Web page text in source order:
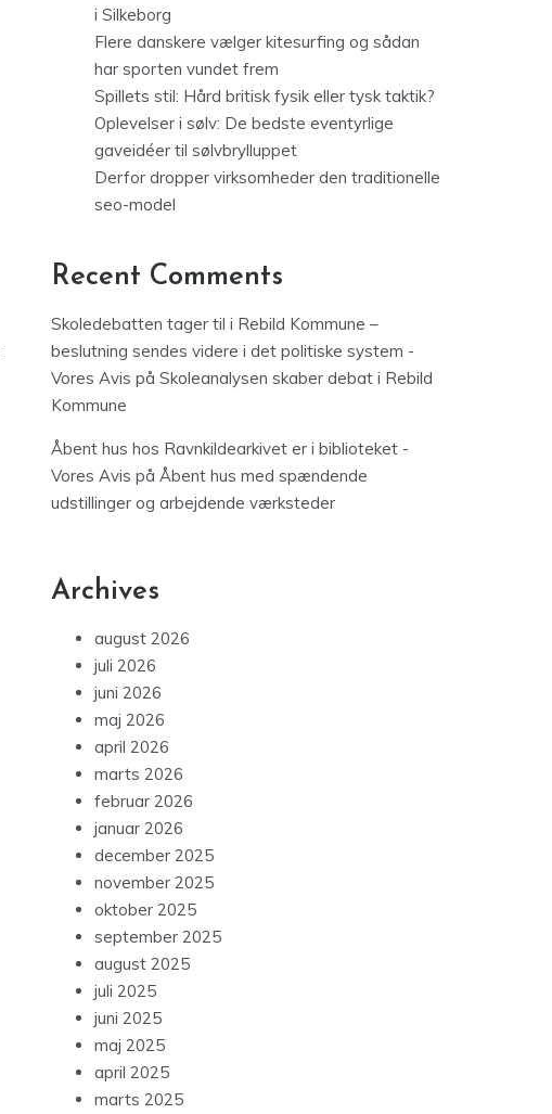
i Silkeborg
Flere danskere vælger kitesurfing og sådan
har sporten vundet frem
Spillets stil: Hård britisk fysik eller tysk taktik?
Oplevelser i sølv: De bedste eventyrlige
gaveidéer til sølvbrylluppet
Derfor dropper virksomheder den traditionelle
seo-model
Recent Comments
Skoledebatten tager til i Rebild Kommune –
beslutning sendes videre i det politiske system -
Vores Avis på Skoleanalysen skaber debat i Rebild
Kommune
Åbent hus hos Ravnkildearkivet er i biblioteket -
Vores Avis på Åbent hus med spændende
udstillinger og arbejdende værksteder
Archives
august 2026
juli 2026
juni 2026
maj 2026
april 2026
marts 2026
februar 2026
januar 2026
december 2025
november 2025
oktober 2025
september 2025
august 2025
juli 2025
juni 2025
maj 2025
april 2025
marts 2025